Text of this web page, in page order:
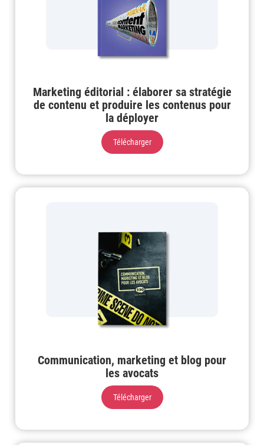
Marketing éditorial : élaborer sa stratégie
de contenu et produire les contenus pour
la déployer
Télécharger
Communication, marketing et blog pour
les avocats
Télécharger